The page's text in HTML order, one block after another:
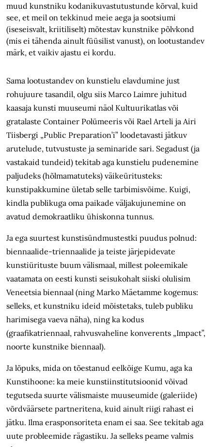
muud kunstniku kodanikuvastutustunde kõrval, kuid
see, et meil on tekkinud meie aega ja sootsiumi
(iseseisvalt, kriitiliselt) mõtestav kunstnike põlvkond
(mis ei tähenda ainult füüsilist vanust), on lootustandev
märk, et vaikiv ajastu ei kordu.
Sama lootustandev on kunstielu elavdumine just
rohujuure tasandil, olgu siis Marco Laimre juhitud
kaasaja kunsti muuseumi näol Kultuurikatlas või
gratalaste Container Polümeeris või Rael Arteli ja Airi
Tiisbergi „Public Preparation’i” loodetavasti jätkuv
arutelude, tutvustuste ja seminaride sari. Segadust (ja
vastakaid tundeid) tekitab aga kunstielu pudenemine
paljudeks (hõlmamatuteks) väikeüritusteks:
kunstipakkumine ületab selle tarbimisvõime. Kuigi,
kindla publikuga oma paikade väljakujunemine on
avatud demokraatliku ühiskonna tunnus.
Ja ega suurtest kunstisündmustestki puudus polnud:
biennaalide-triennaalide ja teiste järjepidevate
kunstiürituste buum välismaal, millest poleemikale
vaatamata on eesti kunsti seisukohalt siiski olulisim
Veneetsia biennaal (ning Marko Mäetamme kogemus:
selleks, et kunstniku ideid mõistetaks, tuleb publiku
harimisega vaeva näha), ning ka kodus
(graafikatriennaal, rahvusvaheline konverents „Impact”,
noorte kunstnike biennaal).
Ja lõpuks, mida on tõestanud eelkõige Kumu, aga ka
Kunstihoone: ka meie kunstiinstitutsioonid võivad
tegutseda suurte välismaiste muuseumide (galeriide)
võrdväärsete partneritena, kuid ainult riigi rahast ei
jätku. Ilma erasponsoriteta enam ei saa. See tekitab aga
uute probleemide rägastiku. Ja selleks peame valmis